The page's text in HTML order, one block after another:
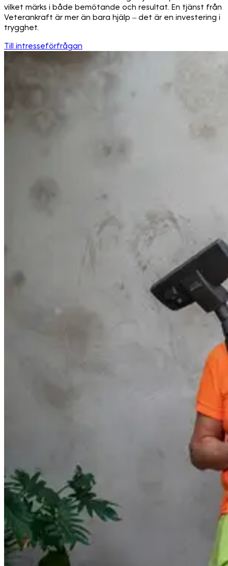
vilket märks i både bemötande och resultat. En tjänst från
Veterankraft är mer än bara hjälp – det är en investering i
trygghet.
Till intresseförfrågan